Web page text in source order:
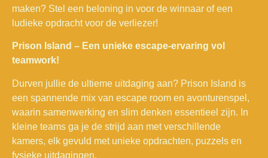
maken? Stel een beloning in voor de winnaar of een
ludieke opdracht voor de verliezer!
Prison Island – Een unieke escape-ervaring vol
teamwork!
Durven jullie de ultieme uitdaging aan? Prison Island is
een spannende mix van escape room en avonturenspel,
waarin samenwerking en slim denken essentieel zijn. In
kleine teams ga je de strijd aan met verschillende
kamers, elk gevuld met unieke opdrachten, puzzels en
fysieke uitdagingen.